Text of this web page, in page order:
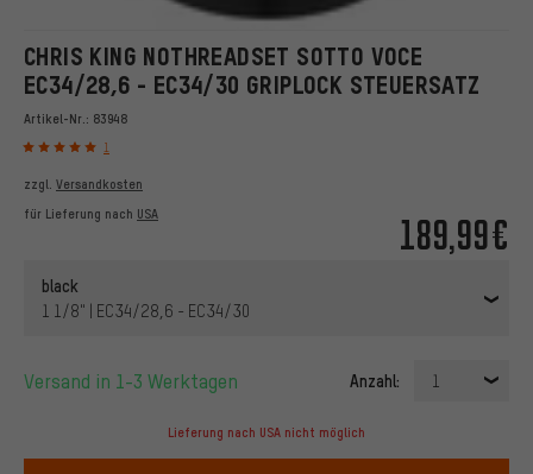
CHRIS KING NOTHREADSET SOTTO VOCE
EC34/28,6 - EC34/30 GRIPLOCK STEUERSATZ
Artikel-Nr.: 83948
1
189,99€
zzgl. Versandkosten
für Lieferung nach USA
black
1 1/8" | EC34/28,6 - EC34/30
Versand in 1-3 Werktagen Anzahl: 1
Lieferung nach USA nicht möglich